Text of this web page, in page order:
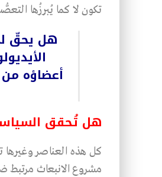
تكون لا كما يُبرِزُها
هل يحقّ
أعضاؤه
هل تُحقق
كل هذه العناصر
مشروع الانبعاث مرتبط